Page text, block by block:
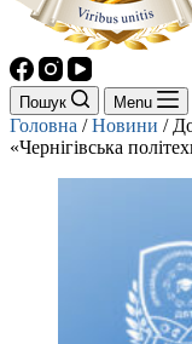
Пошук Menu
Головна /Новини /
«Чернігівська